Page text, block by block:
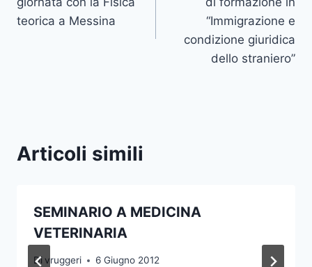
teorica a Messina
“Immigrazione e
condizione giuridica
dello straniero”
Articoli simili
SEMINARIO A MEDICINA
VETERINARIA
Di vruggeri 6 Giugno 2012